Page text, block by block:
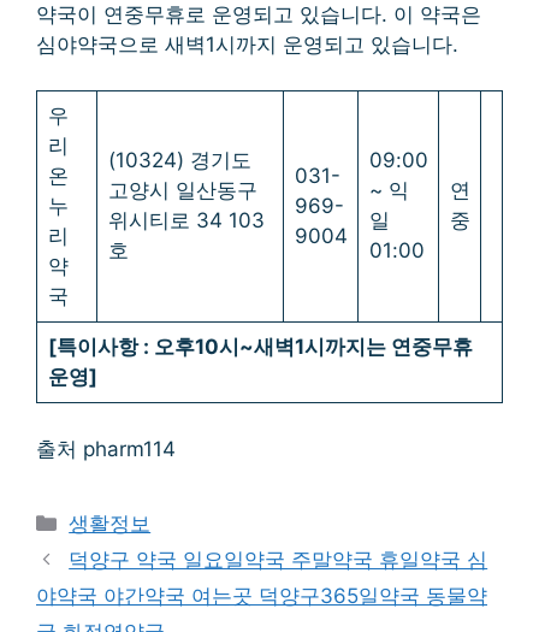
약국이 연중무휴로 운영되고 있습니다. 이 약국은
심야약국으로 새벽1시까지 운영되고 있습니다.
우
리
온
누
리
약
국
(10324) 경기도
고양시 일산동구
위시티로 34 103
호
031-
969-
9004
09:00
~ 익
일
01:00
연
중
[특이사항 : 오후10시~새벽1시까지는 연중무휴
운영]
출처 pharm114
Categories
생활정보
덕양구 약국 일요일약국 주말약국 휴일약국 심
야약국 야간약국 여는곳 덕양구365일약국 동물약